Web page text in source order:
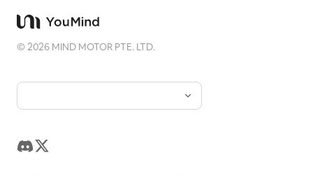
©2026 MIND MOTOR PTE. LTD.